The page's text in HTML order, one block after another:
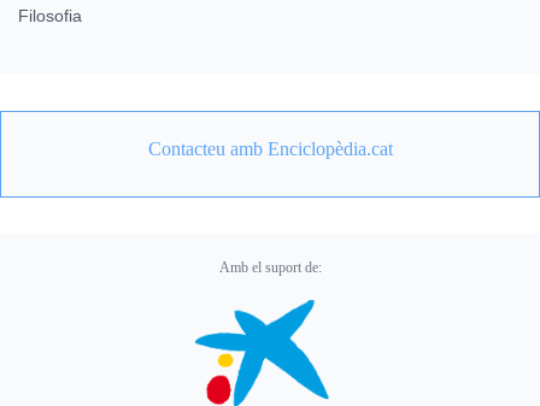
Filosofia
Contacteu amb Enciclopèdia.cat
Amb el suport de: